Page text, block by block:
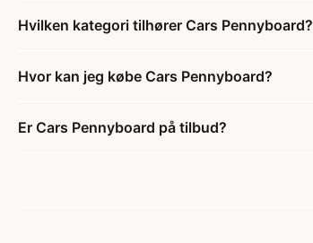
Hvilken kategori tilhører Cars Pennyboard?
Hvor kan jeg købe Cars Pennyboard?
Er Cars Pennyboard på tilbud?